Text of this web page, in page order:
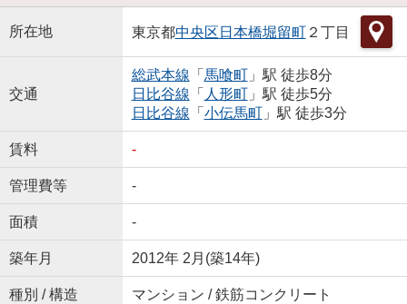
所在地 東京都中央区 日本橋堀留町２丁目
交通
総武本線 「 馬喰町」駅 徒歩8分
日比谷線 「 人形町」駅 徒歩5分
日比谷線 「 小伝馬町」駅 徒歩3分
賃料 -
管理費等 -
面積 -
築年月 2012年 2月(築14年)
種別 / 構造 マンション / 鉄筋コンクリート